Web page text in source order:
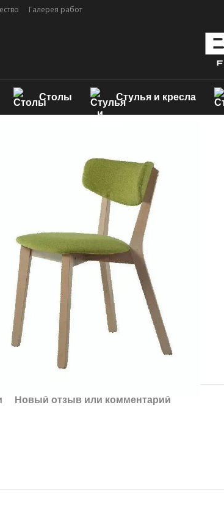
Галерея работ
Столы Стулья и кресла
Новый отзыв или комментарий